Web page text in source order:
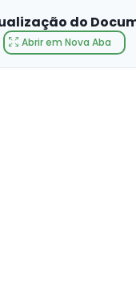
do
Abrir em Nova Aba